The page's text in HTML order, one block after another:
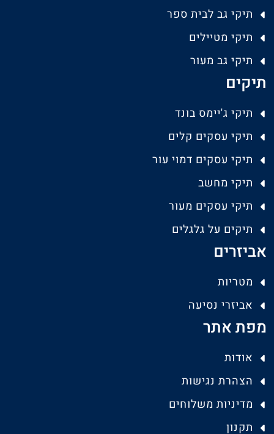
תיקי גב לבית ספר
תיקי מטיילים
תיקי גב מעור
תיקים
תיקי ג'יימס בונד
תיקי עסקים קלים
תיקי עסקים דמוי עור
תיקי מחשב
תיקי עסקים מעור
תיקים על גלגלים
אביזרים
מטריות
אביזרי נסיעה
מפת אתר
אודות
הצהרת נגישות
מדיניות משלוחים
תקנון